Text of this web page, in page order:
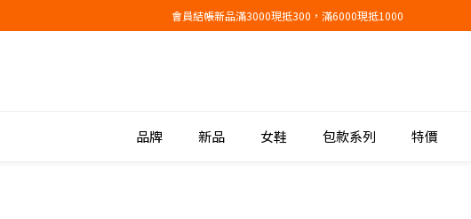
會員結帳新品滿3000現抵300，滿6000現抵1000
會員結帳新品滿3000現抵300，滿6000現抵1000
品牌 新品 女鞋 包款系列 特價